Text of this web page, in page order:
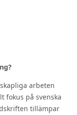
arbeten
fokus på svenska
tillämpar